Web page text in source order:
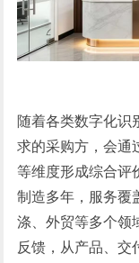
随着各类数字化识
求的采购方，会通
等维度形成综合评
制造多年，服务覆
涤、外贸等多个领
反馈，从产品、交